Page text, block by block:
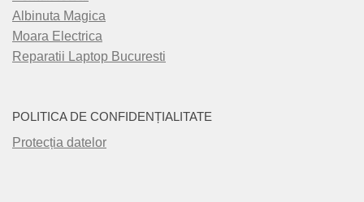
Albinuta Magica
Moara Electrica
Reparatii Laptop Bucuresti
POLITICA DE CONFIDENȚIALITATE
Protecția datelor